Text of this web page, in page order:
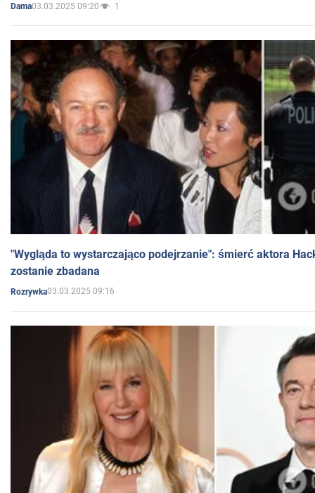
Dama03.03.2025 09:20 1
"Wygląda to wystarczająco podejrzanie": śmierć aktora
zostanie zbadana
Rozrywka03.03.2025 09:16